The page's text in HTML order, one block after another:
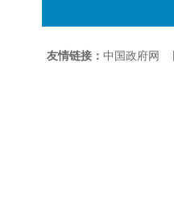
友情链接： 中国政府网